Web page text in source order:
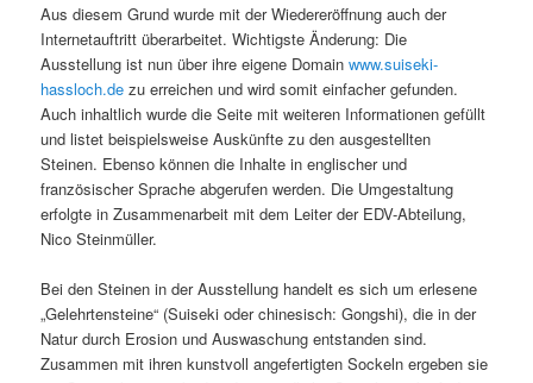
Aus diesem Grund wurde mit der Wiedereröffnung auch der
Internetauftritt überarbeitet. Wichtigste Änderung: Die
Ausstellung ist nun über ihre eigene Domainwww.suiseki-
hassloch.de zu erreichen und wird somit einfacher gefunden.
Auch inhaltlich wurde die Seite mit weiteren Informationen gefüllt
und listet beispielsweise Auskünfte zu den ausgestellten
Steinen. Ebenso können die Inhalte in englischer und
französischer Sprache abgerufen werden. Die Umgestaltung
erfolgte in Zusammenarbeit mit dem Leiter der EDV-Abteilung,
Nico Steinmüller.
Bei den Steinen in der Ausstellung handelt es sich um erlesene
„Gelehrtensteine“ (Suiseki oder chinesisch: Gongshi), die in der
Natur durch Erosion und Auswaschung entstanden sind.
Zusammen mit ihren kunstvoll angefertigten Sockeln ergeben sie